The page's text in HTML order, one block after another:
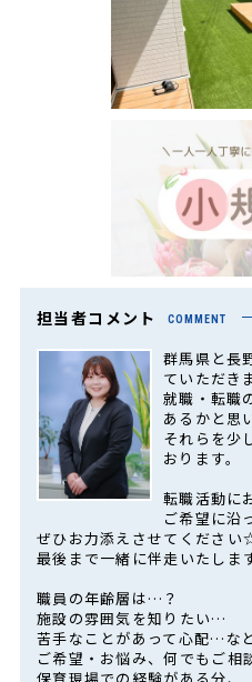
担当者コメント COMMENT
群馬県と長
ていただき
就職・転職
あるかと思
それらを少
おります。
転職活動に
ご希望に沿
ぜひお力添えさせてください
最後まで一緒に伴走いたしま
職員の年齢層は…？
施設の雰囲気を知りたい…
苦手なことがあって心配…な
ご希望・お悩み、何でもご相